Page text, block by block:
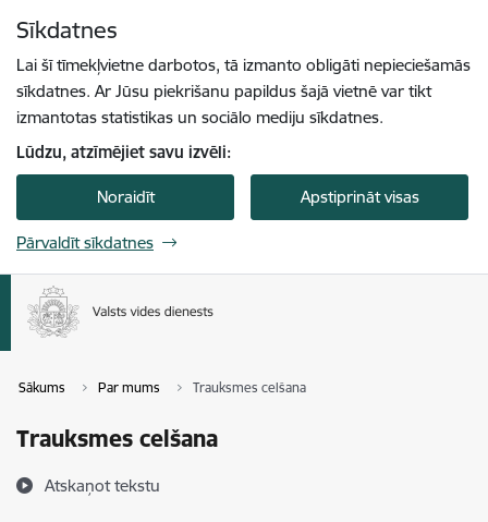
Sīkdatnes
Lai šī tīmekļvietne darbotos, tā izmanto obligāti nepieciešamās
sīkdatnes. Ar Jūsu piekrišanu papildus šajā vietnē var tikt
izmantotas statistikas un sociālo mediju sīkdatnes.
Lūdzu, atzīmējiet savu izvēli:
Noraidīt Apstiprināt visas
Pārvaldīt sīkdatnes
Sākums Par mums Trauksmes celšana
Trauksmes celšana
Atskaņot tekstu